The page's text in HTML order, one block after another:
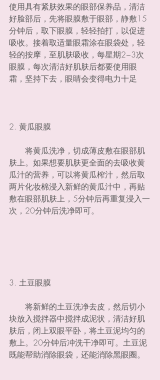
使用具有紧肤效果的眼部保养品，清洁
好脸部后，先将眼膜敷于眼部，静敷15
分钟后，取下眼膜，轻轻拍打，以促进
吸收。接着取适量眼霜涂在眼袋处，轻
轻的按摩，至肌肤吸收，每星期2~3次
眼膜，每次清洁好肌肤后都要使用眼
霜，坚持下去，眼睛会变得电力十足
2. 黄瓜眼膜
将黄瓜洗净，切成薄皮敷在眼部肌
肤上。如果想要肌肤更全面的去吸收黄
瓜汁的营养，可以将黄瓜榨汁，然后取
两片化妆棉浸入新鲜的黄瓜汁中，再贴
敷在眼部肌肤上，5分钟后再重复浸入一
次，20分钟后洗净即可。
3. 土豆眼膜
将新鲜的土豆洗净去皮，然后切小
块放入搅拌器中搅拌成泥状，清洁好肌
肤后，闭上双眼平卧，将土豆泥均匀的
敷上。20分钟后冲洗干净即可。土豆泥
既能帮助消除眼袋，还能消除黑眼圈。